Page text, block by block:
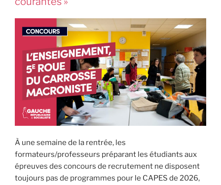
À une semaine de la rentrée, les
formateurs/professeurs préparant les étudiants aux
épreuves des concours de recrutement ne disposent
toujours pas de programmes pour le CAPES de 2026,